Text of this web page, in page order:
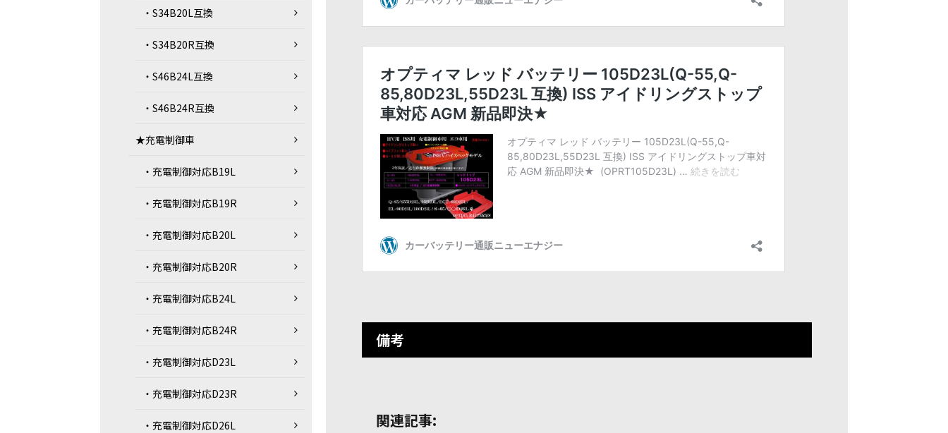
備考
関連記事:
・S34B20L互換
・S34B20R互換
・S46B24L互換
・S46B24R互換
★充電制御車
・充電制御対応B19L
・充電制御対応B19R
・充電制御対応B20L
・充電制御対応B20R
・充電制御対応B24L
・充電制御対応B24R
・充電制御対応D23L
・充電制御対応D23R
・充電制御対応D26L